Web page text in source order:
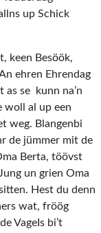
up Schick
keen Besöök,
ehren Ehrendag
as se kunn na’n
woll al up een
weg. Blangenbi
de jümmer mit de
Berta, töövst
un grien Oma
Hest du denn
wat, fröög
VageIs bi’t